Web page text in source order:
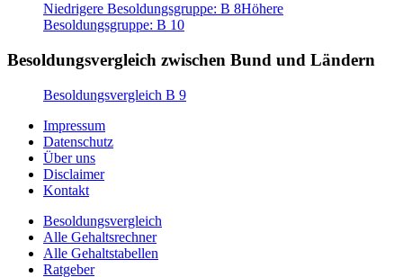
Niedrigere Besoldungsgruppe: B 8Höhere
Besoldungsgruppe: B 10
Besoldungsvergleich zwischen Bund und Ländern
Besoldungsvergleich B 9
Impressum
Datenschutz
Über uns
Disclaimer
Kontakt
Besoldungsvergleich
Alle Gehaltsrechner
Alle Gehaltstabellen
Ratgeber